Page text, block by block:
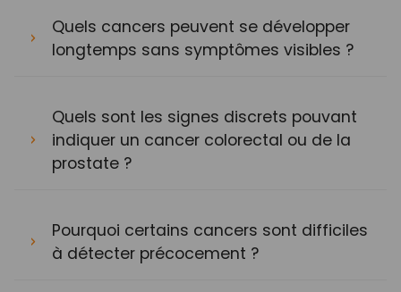
Quels cancers peuvent se développer
longtemps sans symptômes visibles ?
Quels sont les signes discrets pouvant
indiquer un cancer colorectal ou de la
prostate ?
Pourquoi certains cancers sont difficiles
à détecter précocement ?